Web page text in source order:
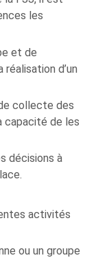
les
et de
d’un
collecte des
capacité de les
décisions à
activités
ou un groupe